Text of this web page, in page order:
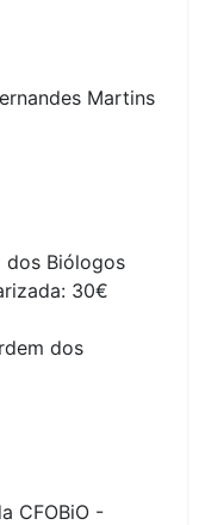
Martins
dos Biólogos
30€
dos
CFOBiO -